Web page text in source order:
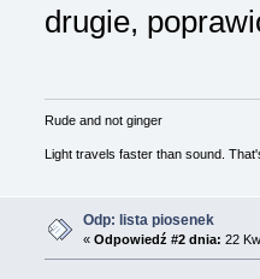
drugie,
Rude and not ginger
Light travels faster than sound.
Odp: lista piosenek
« Odpowiedź #2 dnia: 22